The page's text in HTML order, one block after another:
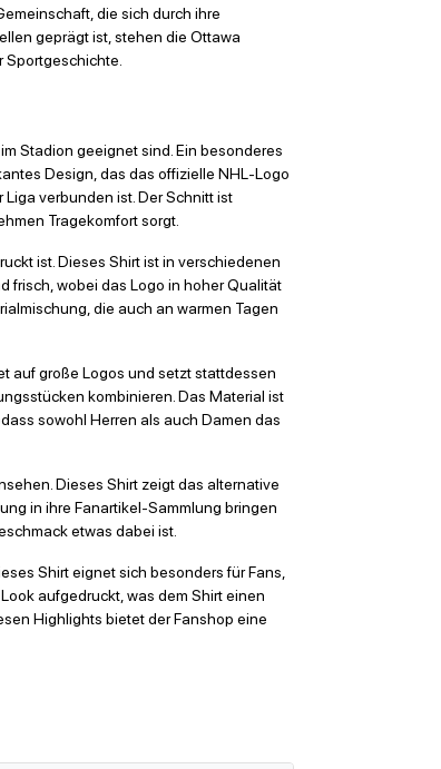
die sich durch ihre
geprägt ist, stehen die Ottawa
Stadion geeignet sind. Ein besonderes
Design, das das offizielle NHL-Logo
verbunden ist. Der Schnitt ist
Tragekomfort sorgt.
ist. Dieses Shirt ist in verschiedenen
frisch, wobei das Logo in hoher Qualität
die auch an warmen Tagen
auf große Logos und setzt stattdessen
kombinieren. Das Material ist
sowohl Herren als auch Damen das
Dieses Shirt zeigt das alternative
in ihre Fanartikel-Sammlung bringen
etwas dabei ist.
Shirt eignet sich besonders für Fans,
aufgedruckt, was dem Shirt einen
Highlights bietet der Fanshop eine